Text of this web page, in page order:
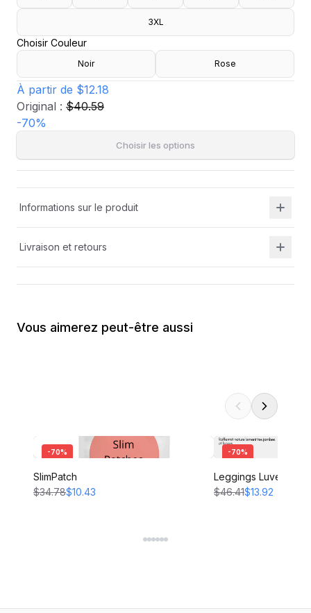
3XL
Choisir Couleur
Noir Rose
À partir de $12.18
Original : $40.59
-70%
Choisir les options
Informations sur le produit
Livraison et retours
Vous aimerez peut-être aussi
-70%
SlimPatch
$34.78$10.43
-70%
Leggings Luveon
$46.41$13.92